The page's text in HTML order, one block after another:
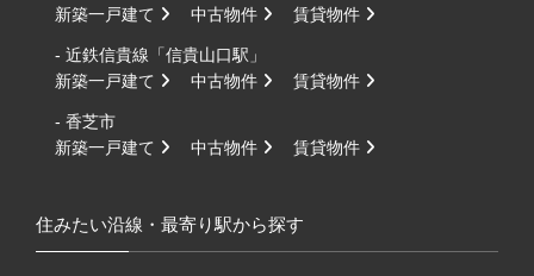
新築一戸建て
中古物件 賃貸物件
- 近鉄信貴線「信貴山口駅」
新築一戸建て
中古物件 賃貸物件
- 香芝市
新築一戸建て
中古物件 賃貸物件
住みたい沿線・最寄り駅から探す